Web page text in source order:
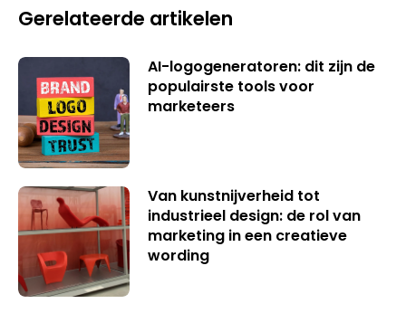
Gerelateerde artikelen
AI-logogeneratoren: dit zijn de
populairste tools voor
marketeers
Van kunstnijverheid tot
industrieel design: de rol van
marketing in een creatieve
wording